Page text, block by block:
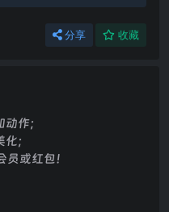
分享 收藏
作；
；
或红包！